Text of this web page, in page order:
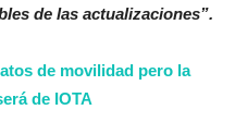
de las actualizaciones”.
de movilidad pero la
de IOTA